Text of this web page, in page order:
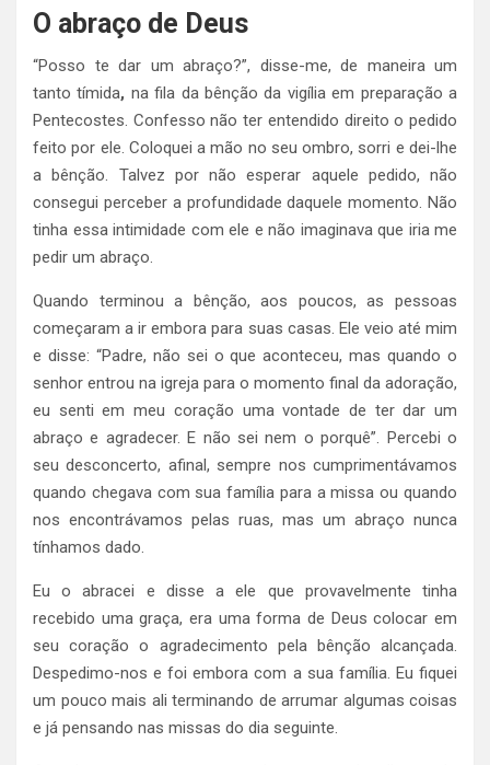
O abraço de Deus
“Posso te dar um abraço?”, disse-me, de maneira um
tanto tímida, na fila da bênção da vigília em preparação a
Pentecostes. Confesso não ter entendido direito o pedido
feito por ele. Coloquei a mão no seu ombro, sorri e dei-lhe
a bênção. Talvez por não esperar aquele pedido, não
consegui perceber a profundidade daquele momento. Não
tinha essa intimidade com ele e não imaginava que iria me
pedir um abraço.
Quando terminou a bênção, aos poucos, as pessoas
começaram a ir embora para suas casas. Ele veio até mim
e disse: “Padre, não sei o que aconteceu, mas quando o
senhor entrou na igreja para o momento final da adoração,
eu senti em meu coração uma vontade de ter dar um
abraço e agradecer. E não sei nem o porquê”. Percebi o
seu desconcerto, afinal, sempre nos cumprimentávamos
quando chegava com sua família para a missa ou quando
nos encontrávamos pelas ruas, mas um abraço nunca
tínhamos dado.
Eu o abracei e disse a ele que provavelmente tinha
recebido uma graça, era uma forma de Deus colocar em
seu coração o agradecimento pela bênção alcançada.
Despedimo-nos e foi embora com a sua família. Eu fiquei
um pouco mais ali terminando de arrumar algumas coisas
e já pensando nas missas do dia seguinte.